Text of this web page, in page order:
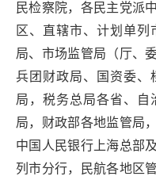
民检察院，各民主党派
区、直辖市、计划单
局、市场监管局（厅、
兵团财政局、国资委、
局，税务总局各省、
局，财政部各地监管局
中国人民银行上海总部
列市分行，民航各地区